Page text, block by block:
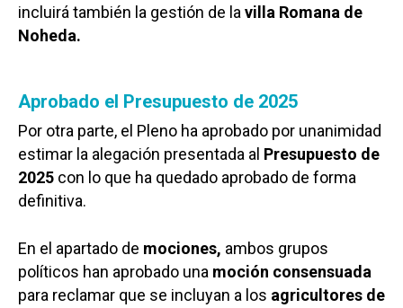
incluirá también la gestión de la villa Romana de
Noheda.
Aprobado el Presupuesto de 2025
Por otra parte, el Pleno ha aprobado por unanimidad
estimar la alegación presentada al Presupuesto de
2025 con lo que ha quedado aprobado de forma
definitiva.
En el apartado de mociones, ambos grupos
políticos han aprobado una moción consensuada
para reclamar que se incluyan a los agricultores de